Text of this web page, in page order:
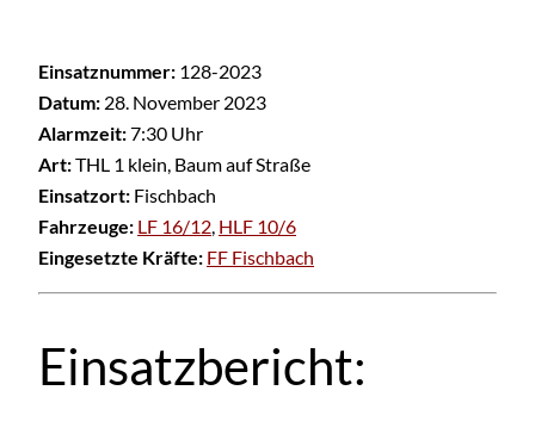
Einsatznummer: 128-2023
Datum: 28. November 2023
Alarmzeit:7:30 Uhr
Art:THL 1 klein, Baum auf Straße
Einsatzort: Fischbach
Fahrzeuge: LF 16/12, HLF 10/6
Eingesetzte Kräfte: FF Fischbach
Einsatzbericht: